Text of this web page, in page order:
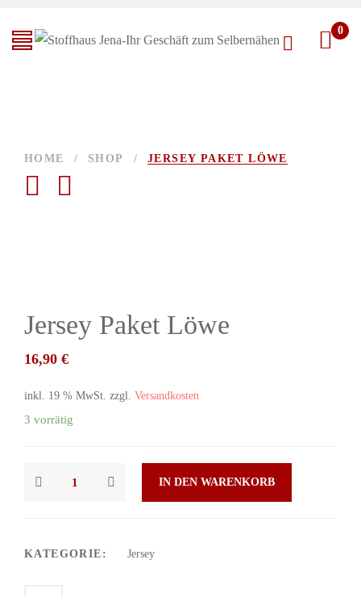
0
HOME / SHOP / JERSEY PAKET LÖWE
Jersey Paket Löwe
16,90 €
inkl. 19 % MwSt. zzgl. Versandkosten
3 vorrätig
IN DEN WARENKORB
KATEGORIE: Jersey